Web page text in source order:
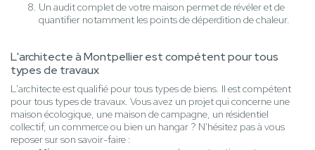
Un audit complet de votre maison permet de révéler et de
quantifier notamment les points de déperdition de chaleur.
L'architecte à Montpellier est compétent pour tous
types de travaux
L'architecte est qualifié pour tous types de biens. Il est compétent
pour tous types de travaux. Vous avez un projet qui concerne une
maison écologique, une maison de campagne, un résidentiel
collectif, un commerce ou bien un hangar ? N'hésitez pas à vous
reposer sur son savoir-faire :